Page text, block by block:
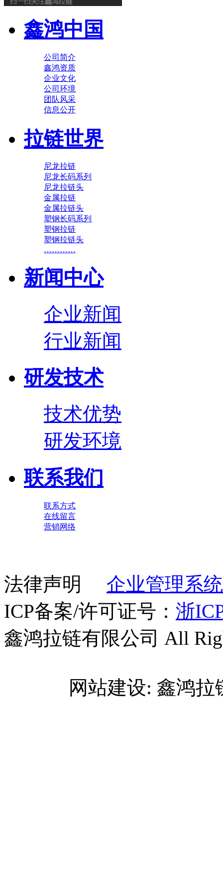
鑫鸿中国
公司简介
鑫鸿资质
企业文化
公司环境
团队风采
信息公开
拉链世界
尼龙拉链
尼龙长码系列
尼龙拉链头
金属拉链
金属拉链头
塑钢长码系列
塑钢拉链
塑钢拉链头
…………
新闻中心
企业新闻
行业新闻
研发技术
技术优势
研发环境
联系我们
联系方式
在线留言
营销网络
法律声明 企业管理系
ICP备案/许可证号： 浙
鑫鸿拉链有限公司 All
网站建设: 鑫鸿拉